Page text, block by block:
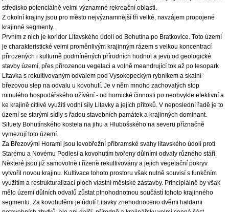
středisko potenciálně velmi významné rekreační oblasti.
Z okolní krajiny jsou pro město nejvýznamnější tři velké, navzájem propojené
krajinné segmenty.
Prvním z nich je koridor Litavského údolí od Bohutína po Bratkovice. Toto území
je charakteristické velmi proměnlivým krajinným rázem s velkou koncentrací
přirozených i kulturně podmíněných přírodních hodnot a jevů od geologické
stavby území, přes přirozenou vegetaci a volně meandrující tok až po lesopark
Litavka s rekultivovaným odvalem pod Vysokopeckým rybníkem a skalní
březovou step na odvalu u kovohutí. Je v něm mnoho zachovalých stop
minulého hospodářského užívání - od hornické činnosti po neobvykle efektivní a
ke krajině citlivé využití vodní síly Litavky a jejích přítoků. V neposlední řadě je to
území se starými sídly s řadou stavebních památek a krajinných dominant.
Siluety Bohutínského kostela na jihu a Hlubošského na severu příznačně
vymezují toto území.
Za Březovými Horami jsou levobřežní příbramské svahy litavského údolí proti
Starému a Novému Podlesí a kovohutím tvořeny důlními odvaly různého stáří.
Některé jsou již samovolně i řízeně rekultivovány a jejich vegetační pokryv
vytvořil novou krajinu. Kultivace tohoto prostoru však nutně souvisí s funkčním
využitím a restrukturalizací ploch vlastní městské zástavby. Principiálně by však
mělo území důlních odvalů zůstat plnohodnotnou součástí tohoto krajinného
segmentu. Za kovohutěmi je údolí Litavky znehodnoceno dvěmi haldami